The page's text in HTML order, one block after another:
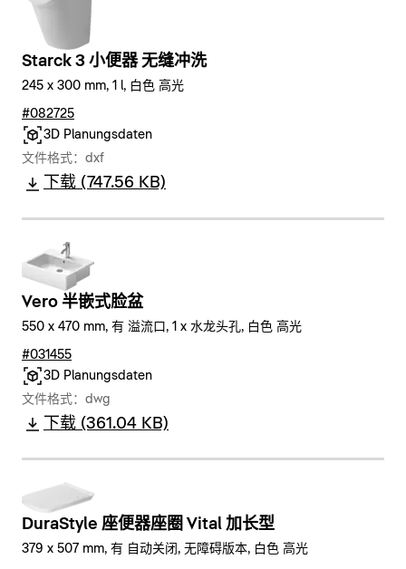
Starck 3 小便器 无缝冲洗
245 x 300 mm, 1 l, 白色 高光
#082725
3D Planungsdaten
文件格式：dxf
下载 (747.56 KB)
Vero 半嵌式脸盆
550 x 470 mm, 有 溢流口, 1 x 水龙头孔, 白色 高光
#031455
3D Planungsdaten
文件格式：dwg
下载 (361.04 KB)
DuraStyle 座便器座圈 Vital 加长型
379 x 507 mm, 有 自动关闭, 无障碍版本, 白色 高光